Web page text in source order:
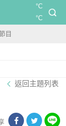
°C
°C
目
返回主題列表